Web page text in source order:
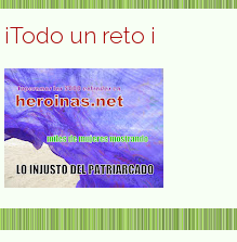
¡Todo un reto ¡